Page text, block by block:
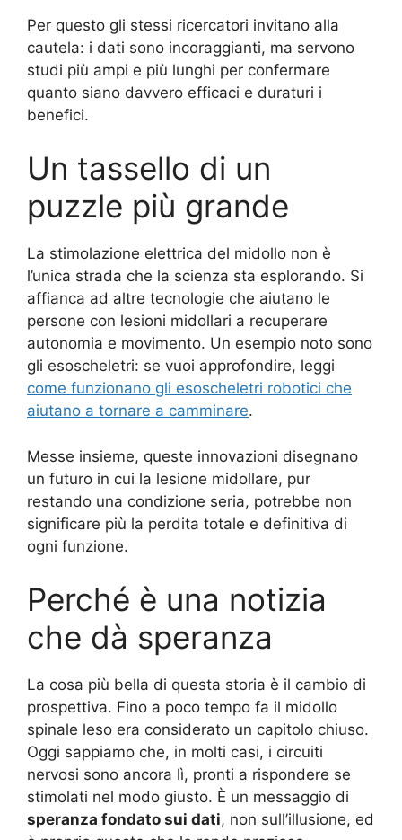
Per questo gli stessi ricercatori invitano alla
cautela: i dati sono incoraggianti, ma servono
studi più ampi e più lunghi per confermare
quanto siano davvero efficaci e duraturi i
benefici.
Un tassello di un
puzzle più grande
La stimolazione elettrica del midollo non è
l’unica strada che la scienza sta esplorando. Si
affianca ad altre tecnologie che aiutano le
persone con lesioni midollari a recuperare
autonomia e movimento. Un esempio noto sono
gli esoscheletri: se vuoi approfondire, leggi
come funzionano gli esoscheletri robotici che
aiutano a tornare a camminare.
Messe insieme, queste innovazioni disegnano
un futuro in cui la lesione midollare, pur
restando una condizione seria, potrebbe non
significare più la perdita totale e definitiva di
ogni funzione.
Perché è una notizia
che dà speranza
La cosa più bella di questa storia è il cambio di
prospettiva. Fino a poco tempo fa il midollo
spinale leso era considerato un capitolo chiuso.
Oggi sappiamo che, in molti casi, i circuiti
nervosi sono ancora lì, pronti a rispondere se
stimolati nel modo giusto. È un messaggio di
speranza fondato sui dati, non sull’illusione, ed